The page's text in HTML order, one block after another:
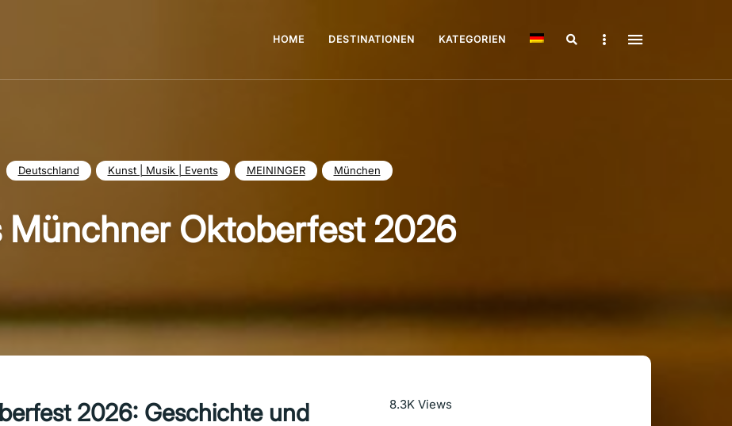
HOME DESTINATIONEN KATEGORIEN
SearchSidebar
Deutschland Kunst | Musik | Events MEININGER München
Münchner Oktoberfest 2026
2026: Geschichte und
Mehr lesen
8.3K Views